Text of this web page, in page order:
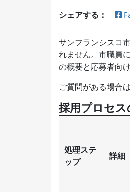
シェアする：
サンフランシスコ
れません。市職員
の概要と応募者向
ご質問がある場合
採用プロセ
処理ステ
ップ
詳細